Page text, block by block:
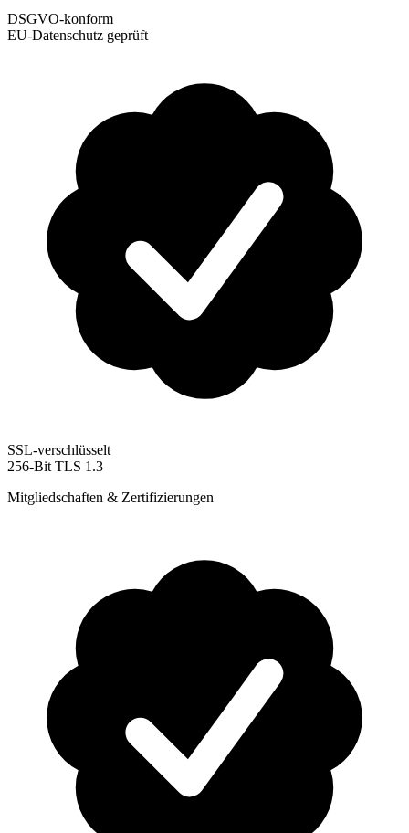
DSGVO-konform
EU-Datenschutz geprüft
SSL-verschlüsselt
256-Bit TLS 1.3
Mitgliedschaften & Zertifizierungen